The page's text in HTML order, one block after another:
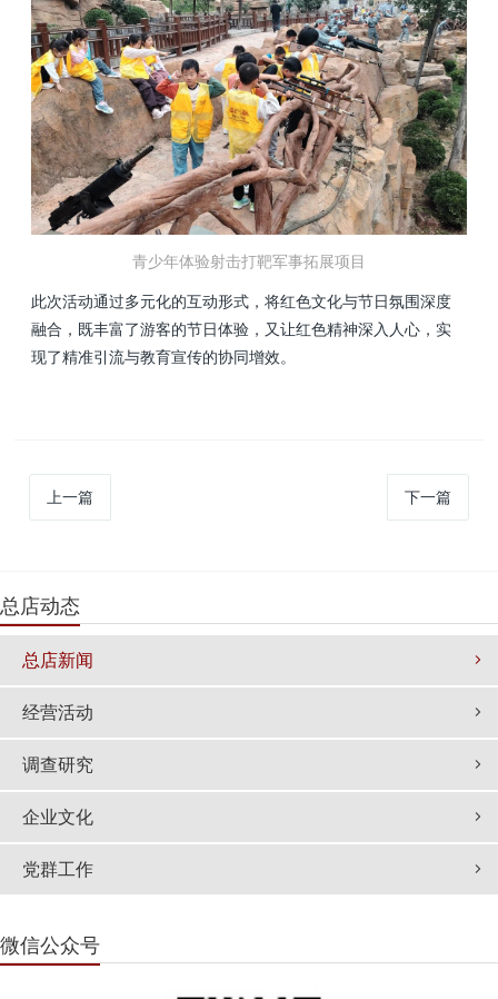
青少年体验射击打靶军事拓展项目
此次活动通过多元化的互动形式，将红色文化与节日氛围深度
融合，既丰富了游客的节日体验，又让红色精神深入人心，实
现了精准引流与教育宣传的协同增效。
上一篇 下一篇
总店动态
总店新闻
经营活动
调查研究
企业文化
党群工作
微信公众号